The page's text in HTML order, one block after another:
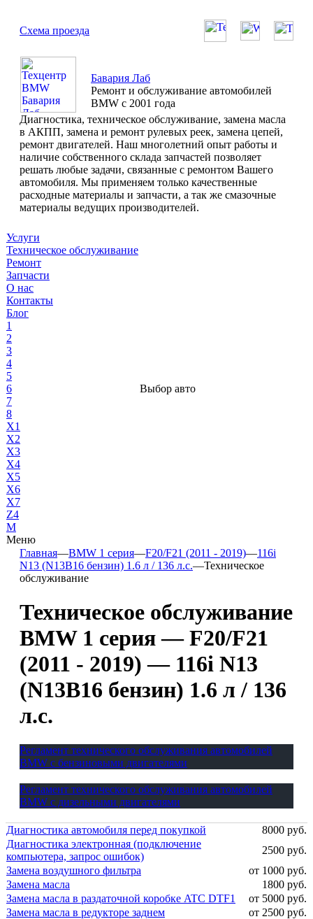
Схема проезда
Бавария Лаб
Ремонт и обслуживание автомобилей
BMW с 2001 года
Диагностика, техническое обслуживание, замена масла
в АКПП, замена и ремонт рулевых реек, замена цепей,
ремонт двигателей. Наш многолетний опыт работы и
наличие собственного склада запчастей позволяет
решать любые задачи, связанные с ремонтом Вашего
автомобиля. Мы применяем только качественные
расходные материалы и запчасти, а так же смазочные
материалы ведущих производителей.
Услуги
Техническое обслуживание
Ремонт
Запчасти
О нас
Контакты
Блог
1
2
3
4
5
6
7
8
X1
X2
X3
X4
X5
X6
X7
Z4
М
Меню
Выбор авто
Главная—BMW 1 серия—F20/F21 (2011 - 2019)—116i
N13 (N13B16 бензин) 1.6 л / 136 л.с.—Техническое
обслуживание
Техническое обслуживание
BMW 1 серия — F20/F21
(2011 - 2019) — 116i N13
(N13B16 бензин) 1.6 л / 136
л.с.
Регламент технического обслуживания автомобилей
BMW с бензиновыми двигателями
Регламент технического обслуживания автомобилей
BMW с дизельными двигателями
Диагностика автомобиля перед покупкой
8000 руб.
Диагностика электронная (подключение
компьютера, запрос ошибок)
2500 руб.
Замена воздушного фильтра
от 1000 руб.
Замена масла
1800 руб.
Замена масла в раздаточной коробке ATC DTF1
от 5000 руб.
Замена масла в редукторе заднем
от 2500 руб.